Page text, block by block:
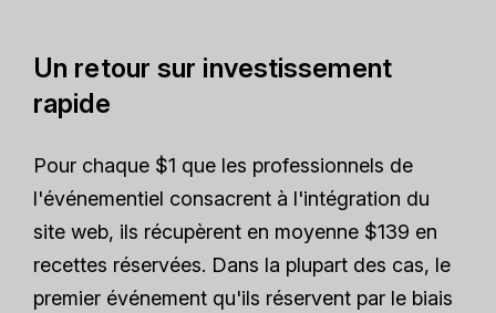
Un retour sur investissement
rapide
Pour chaque $1 que les professionnels de
l'événementiel consacrent à l'intégration du
site web, ils récupèrent en moyenne $139 en
recettes réservées. Dans la plupart des cas, le
premier événement qu'ils réservent par le biais